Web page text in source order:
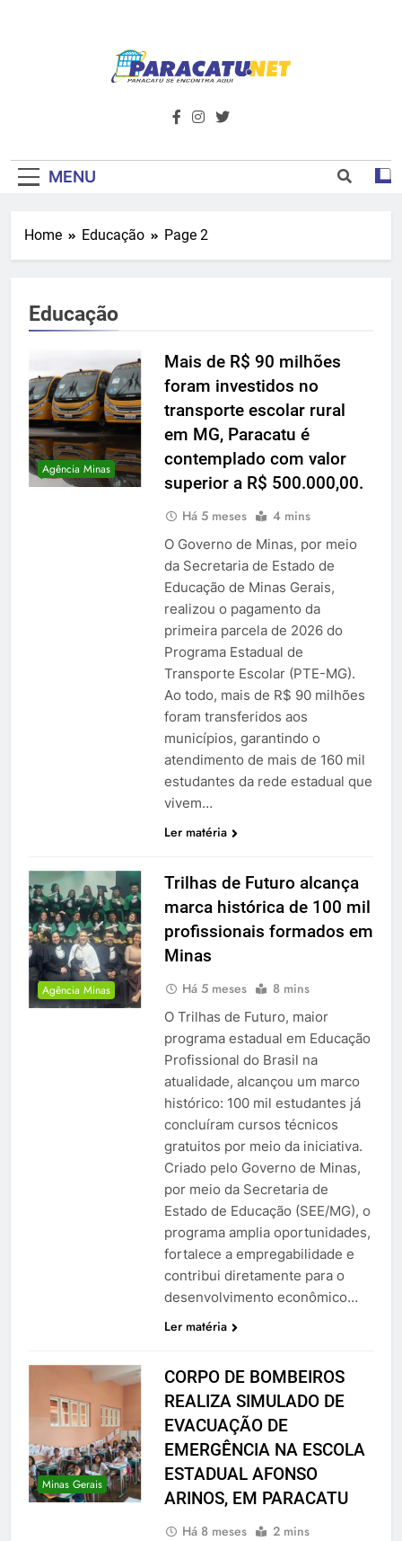
Paracatu.net –
Notícias E
Primeiro Do
além de tudo sobre esportes e
MENU
Home Educação Page 2
Educação
Agência Minas
Mais de R$ 90 milhões
foram investidos no
transporte escolar rural
em MG, Paracatu é
contemplado com valor
superior a R$ 500.000,00.
Há 5 meses 4 mins
O Governo de Minas, por meio
da Secretaria de Estado de
Educação de Minas Gerais,
realizou o pagamento da
primeira parcela de 2026 do
Programa Estadual de
Transporte Escolar (PTE-MG).
Ao todo, mais de R$ 90 milhões
foram transferidos aos
municípios, garantindo o
atendimento de mais de 160 mil
estudantes da rede estadual que
vivem…
Ler matéria
Agência Minas
Trilhas de Futuro alcança
marca histórica de 100 mil
profissionais formados em
Minas
Há 5 meses 8 mins
O Trilhas de Futuro, maior
programa estadual em Educação
Profissional do Brasil na
atualidade, alcançou um marco
histórico: 100 mil estudantes já
concluíram cursos técnicos
gratuitos por meio da iniciativa.
Criado pelo Governo de Minas,
por meio da Secretaria de
Estado de Educação (SEE/MG), o
programa amplia oportunidades,
fortalece a empregabilidade e
contribui diretamente para o
desenvolvimento econômico…
Ler matéria
Minas Gerais
CORPO DE BOMBEIROS
REALIZA SIMULADO DE
EVACUAÇÃO DE
EMERGÊNCIA NA ESCOLA
ESTADUAL AFONSO
ARINOS, EM PARACATU
Há 8 meses 2 mins